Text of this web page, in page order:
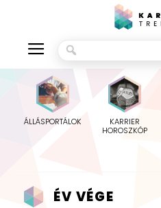
ÁLLÁSPORTÁLOK
KARRIER
HOROSZKÓP
ÉV VÉGE